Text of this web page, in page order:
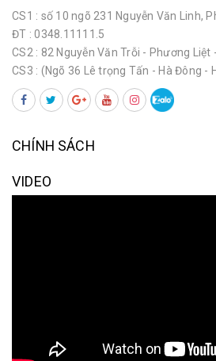
CS1 : số 10 ngõ 231 Nguyễn Văn Linh,
ĐT : 0348.11111.5
CS2 : 82 Nguyễn Văn Trỗi - Phương Liệt
CS3 : (Ngõ 36 Lê trọng Tấn - Hà Đông -
CHÍNH SÁCH
VIDEO